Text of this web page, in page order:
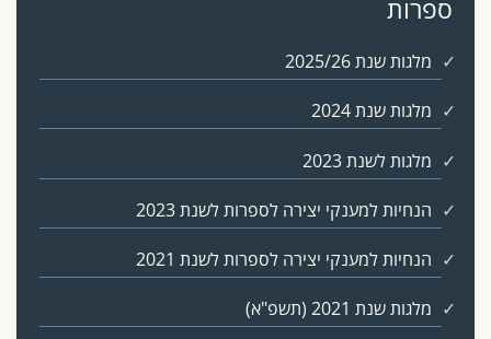
ספרות
מלגות שנת 2025/26
מלגות שנת 2024
מלגות לשנת 2023
הנחיות למענקי יצירה לספרות לשנת 2023
הנחיות למענקי יצירה לספרות לשנת 2021
מלגות שנת 2021 (תשפ"א)